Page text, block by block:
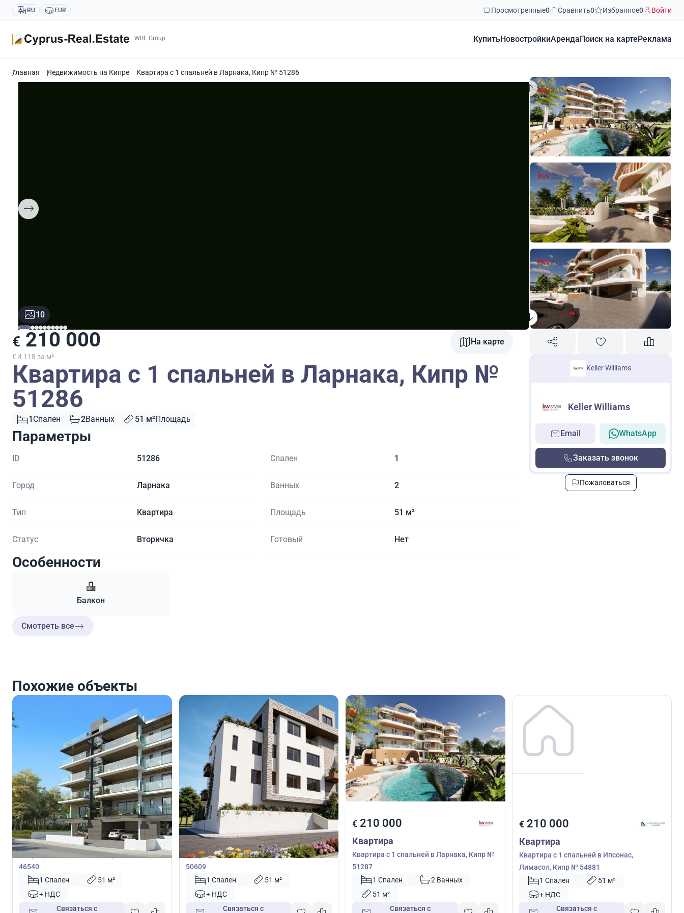
RU EUR Просмотренные0 Сравнить0 Избранное0 Войти
WRE Group КупитьНовостройкиАренда Поиск на карте Реклама
Главная Недвижимость на Кипре Квартира с 1 спальней в Ларнака, Кипр № 51286
10
€ 210 000
€ 4 118 за м²
На карте
Квартира с 1 спальней в Ларнака, Кипр №
51286
1 Спален 2Ванных 51 м²Площадь
Параметры
ID 51286
Город Ларнака
Тип Квартира
Статус Вторичка
Спален 1
Ванных 2
Площадь 51 м²
Готовый Нет
Особенности
Балкон
Смотреть все
Keller Williams
Keller Williams
Email WhatsApp
Заказать звонок
Пожаловаться
Похожие объекты
€210 000
Квартира
Квартира с 1 спальней в Ларнака, Кипр №
46540
1 Спален
51 м²
+ НДС
Связаться с
€210 000
Квартира
Квартира с 1 спальней в Пафос, Кипр №
50609
1 Спален
51 м²
+ НДС
Связаться с
€ 210 000
Квартира
Квартира с 1 спальней в Ларнака, Кипр №
51287
1 Спален
2 Ванных
51 м²
Связаться с
€210 000
Квартира
Квартира с 1 спальней в Ипсонас,
Лимасол, Кипр № 54881
1 Спален
51 м²
+ НДС
Связаться с